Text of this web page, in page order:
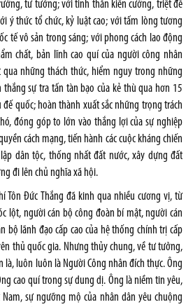
tư tưởng; với tinh thần kiên cường, triệt để
ý thức tổ chức, kỷ luật cao; với tấm lòng tương
tế vô sản trong sáng; với phong cách lao động
chất, bản lĩnh cao quí của người công nhân
những thách thức, hiểm nguy trong những
sự tra tấn tàn bạo của kẻ thù qua hơn 15
quốc; hoàn thành xuất sắc những trọng trách
đóng góp to lớn vào thắng lợi của sự nghiệp
cách mạng, tiến hành các cuộc kháng chiến
dân tộc, thống nhất đất nước, xây dựng đất
đi lên chủ nghĩa xã hội.
Tôn Đức Thắng đã kinh qua nhiều cương vị, từ
lột, người cán bộ công đoàn bí mật, người cán
bộ lãnh đạo cấp cao của hệ thống chính trị cấp
thủ quốc gia. Nhưng thủy chung, về tư tưởng,
là, luôn luôn là Người Công nhân đích thực. Ông
cao quí trong sự dung dị. Ông là niềm tin yêu,
sự ngưỡng mộ của nhân dân yêu chuộng